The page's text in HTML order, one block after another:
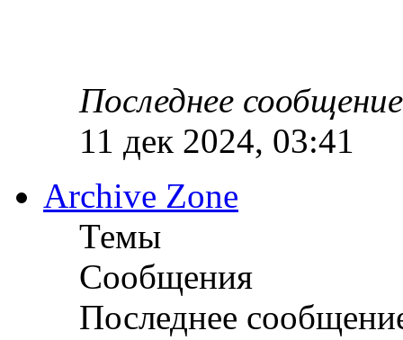
Последнее сообщение
11 дек 2024, 03:41
Archive Zone
Темы
Сообщения
Последнее